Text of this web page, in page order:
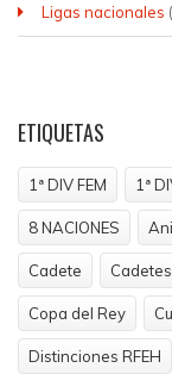
Ligas nacionales
ETIQUETAS
1ª DIV FEM 1ª
8 NACIONES
Cadete Cadetes
Copa del Rey
Distinciones RFEH